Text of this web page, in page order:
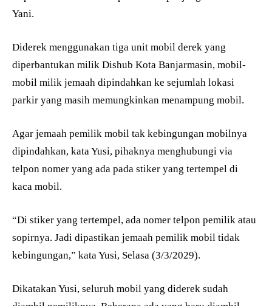
Yani.
Diderek menggunakan tiga unit mobil derek yang
diperbantukan milik Dishub Kota Banjarmasin, mobil-
mobil milik jemaah dipindahkan ke sejumlah lokasi
parkir yang masih memungkinkan menampung mobil.
Agar jemaah pemilik mobil tak kebingungan mobilnya
dipindahkan, kata Yusi, pihaknya menghubungi via
telpon nomer yang ada pada stiker yang tertempel di
kaca mobil.
“Di stiker yang tertempel, ada nomer telpon pemilik atau
sopirnya. Jadi dipastikan jemaah pemilik mobil tidak
kebingungan,” kata Yusi, Selasa (3/3/2029).
Dikatakan Yusi, seluruh mobil yang diderek sudah